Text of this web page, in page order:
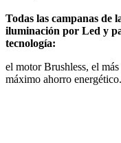
Todas las campanas
iluminación por Led y
tecnología:
el motor Brushless, el
máximo ahorro energético.